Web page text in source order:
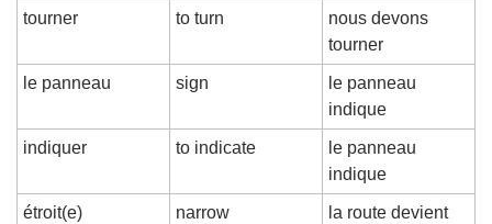
tourner to turn
nous devons
tourner
le panneau sign
le panneau
indique
indiquer to indicate
le panneau
indique
étroit(e) narrow
la route devient